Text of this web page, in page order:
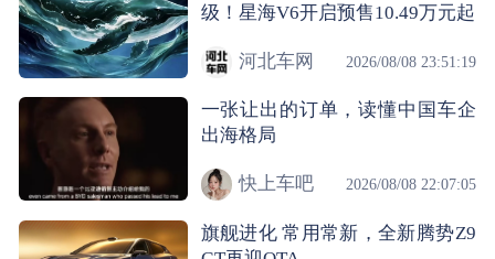
级！星海V6开启预售10.49万元起
河北车网 2026/08/08 23:51:19
一张让出的订单，读懂中国车企
出海格局
快上车吧 2026/08/08 22:07:05
旗舰进化 常用常新，全新腾势Z9